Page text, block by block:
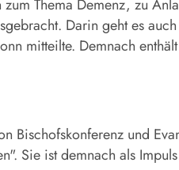
zum Thema Demenz, zu
Darin geht es
mitteilte. Demnach
Bischofskonferenz und
Sie ist demnach als